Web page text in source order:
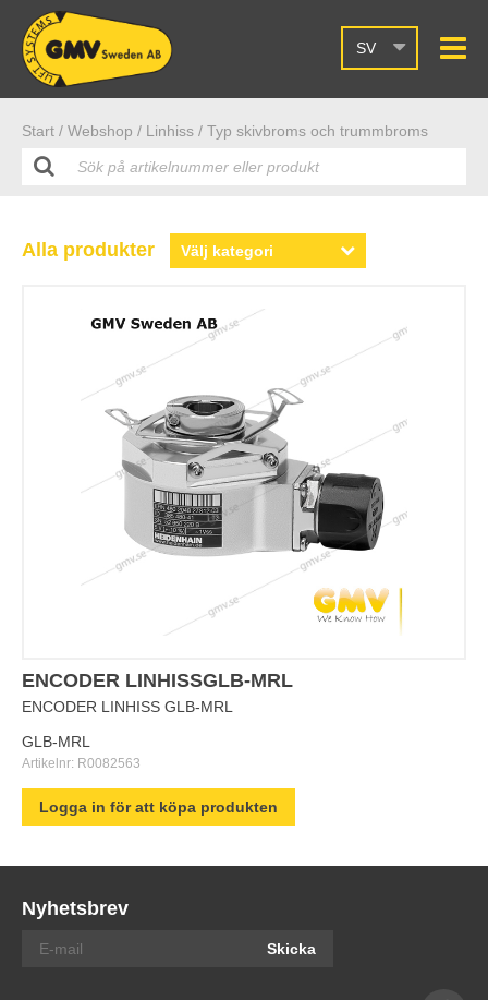
SV
Start / Webshop / Linhiss / Typ skivbroms och trummbroms
Alla produkter
ENCODER LINHISSGLB-MRL
ENCODER LINHISS GLB-MRL
GLB-MRL
Artikelnr: R0082563
Logga in för att köpa produkten
Nyhetsbrev
Skicka